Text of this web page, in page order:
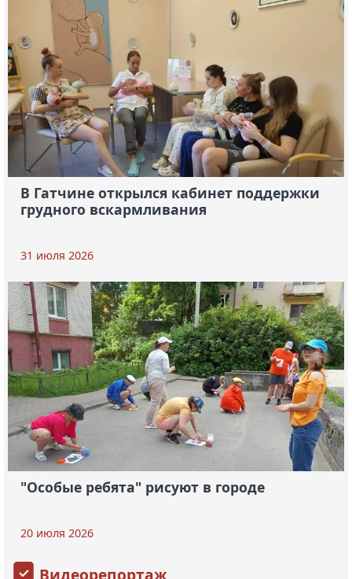
В Гатчине открылся кабинет поддержки
грудного вскармливания
31 июля 2026
"Особые ребята" рисуют в городе
20 июля 2026
Видеорепортаж